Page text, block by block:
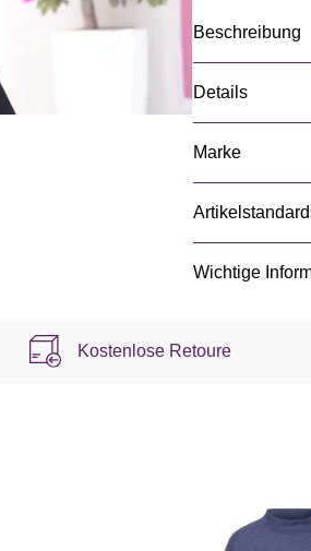
Beschreibung
Details
Marke
Wichtige
Kostenlose Retoure